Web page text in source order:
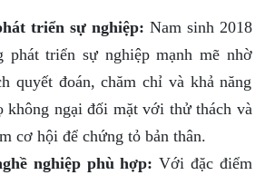
triển sự nghiệp: Nam sinh 2018
phát triển sự nghiệp mạnh mẽ nhờ
quyết đoán, chăm chỉ và khả năng
không ngại đối mặt với thử thách và
cơ hội để chứng tỏ bản thân.
nghiệp phù hợp: Với đặc điểm